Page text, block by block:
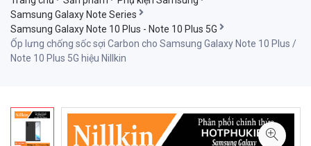
Samsung Galaxy Note Series
Samsung Galaxy Note 10 Plus - Note 10 Plus 5G
Ốp lưng chống sốc sợi Carbon cho Samsung Galaxy Note 10 Plus /
Note 10 Plus 5G hiệu Nillkin